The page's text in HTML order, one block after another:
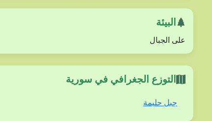
البيئة
على الجبال
التوزع الجغرافي في سورية
جبل حليمة